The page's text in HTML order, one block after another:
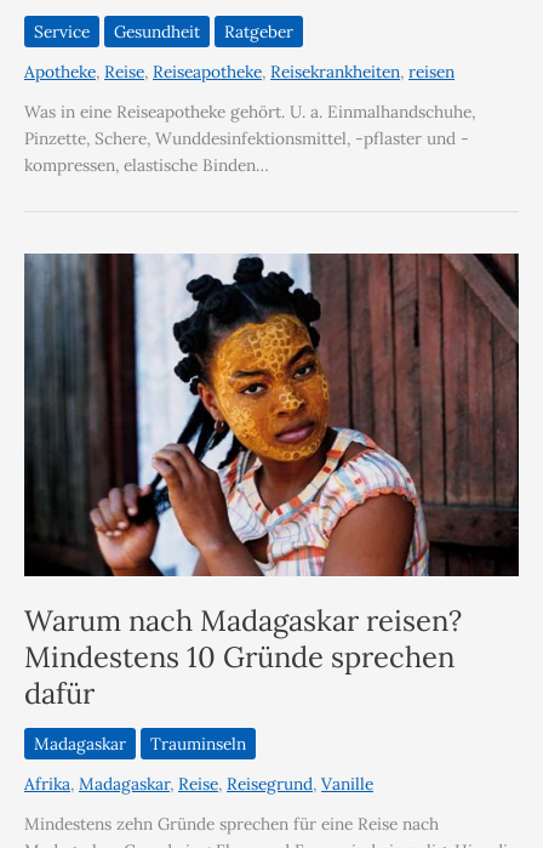
Service Gesundheit
Ratgeber
Apotheke, Reise, Reiseapotheke, Reisekrankheiten, reisen
Was in eine Reiseapotheke gehört. U. a. Einmalhandschuhe,
Pinzette, Schere, Wunddesinfektionsmittel, -pflaster und -
kompressen, elastische Binden…
Warum nach Madagaskar reisen?
Mindestens 10 Gründe sprechen
dafür
Madagaskar
Trauminseln
Afrika, Madagaskar, Reise, Reisegrund, Vanille
Mindestens zehn Gründe sprechen für eine Reise nach